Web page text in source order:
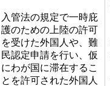
入管法の規定で一時庇
護のための上陸の許可
を受けた外国人や、難
民認定申請を行い、仮
にわが国に滞在するこ
とを許可された外国人